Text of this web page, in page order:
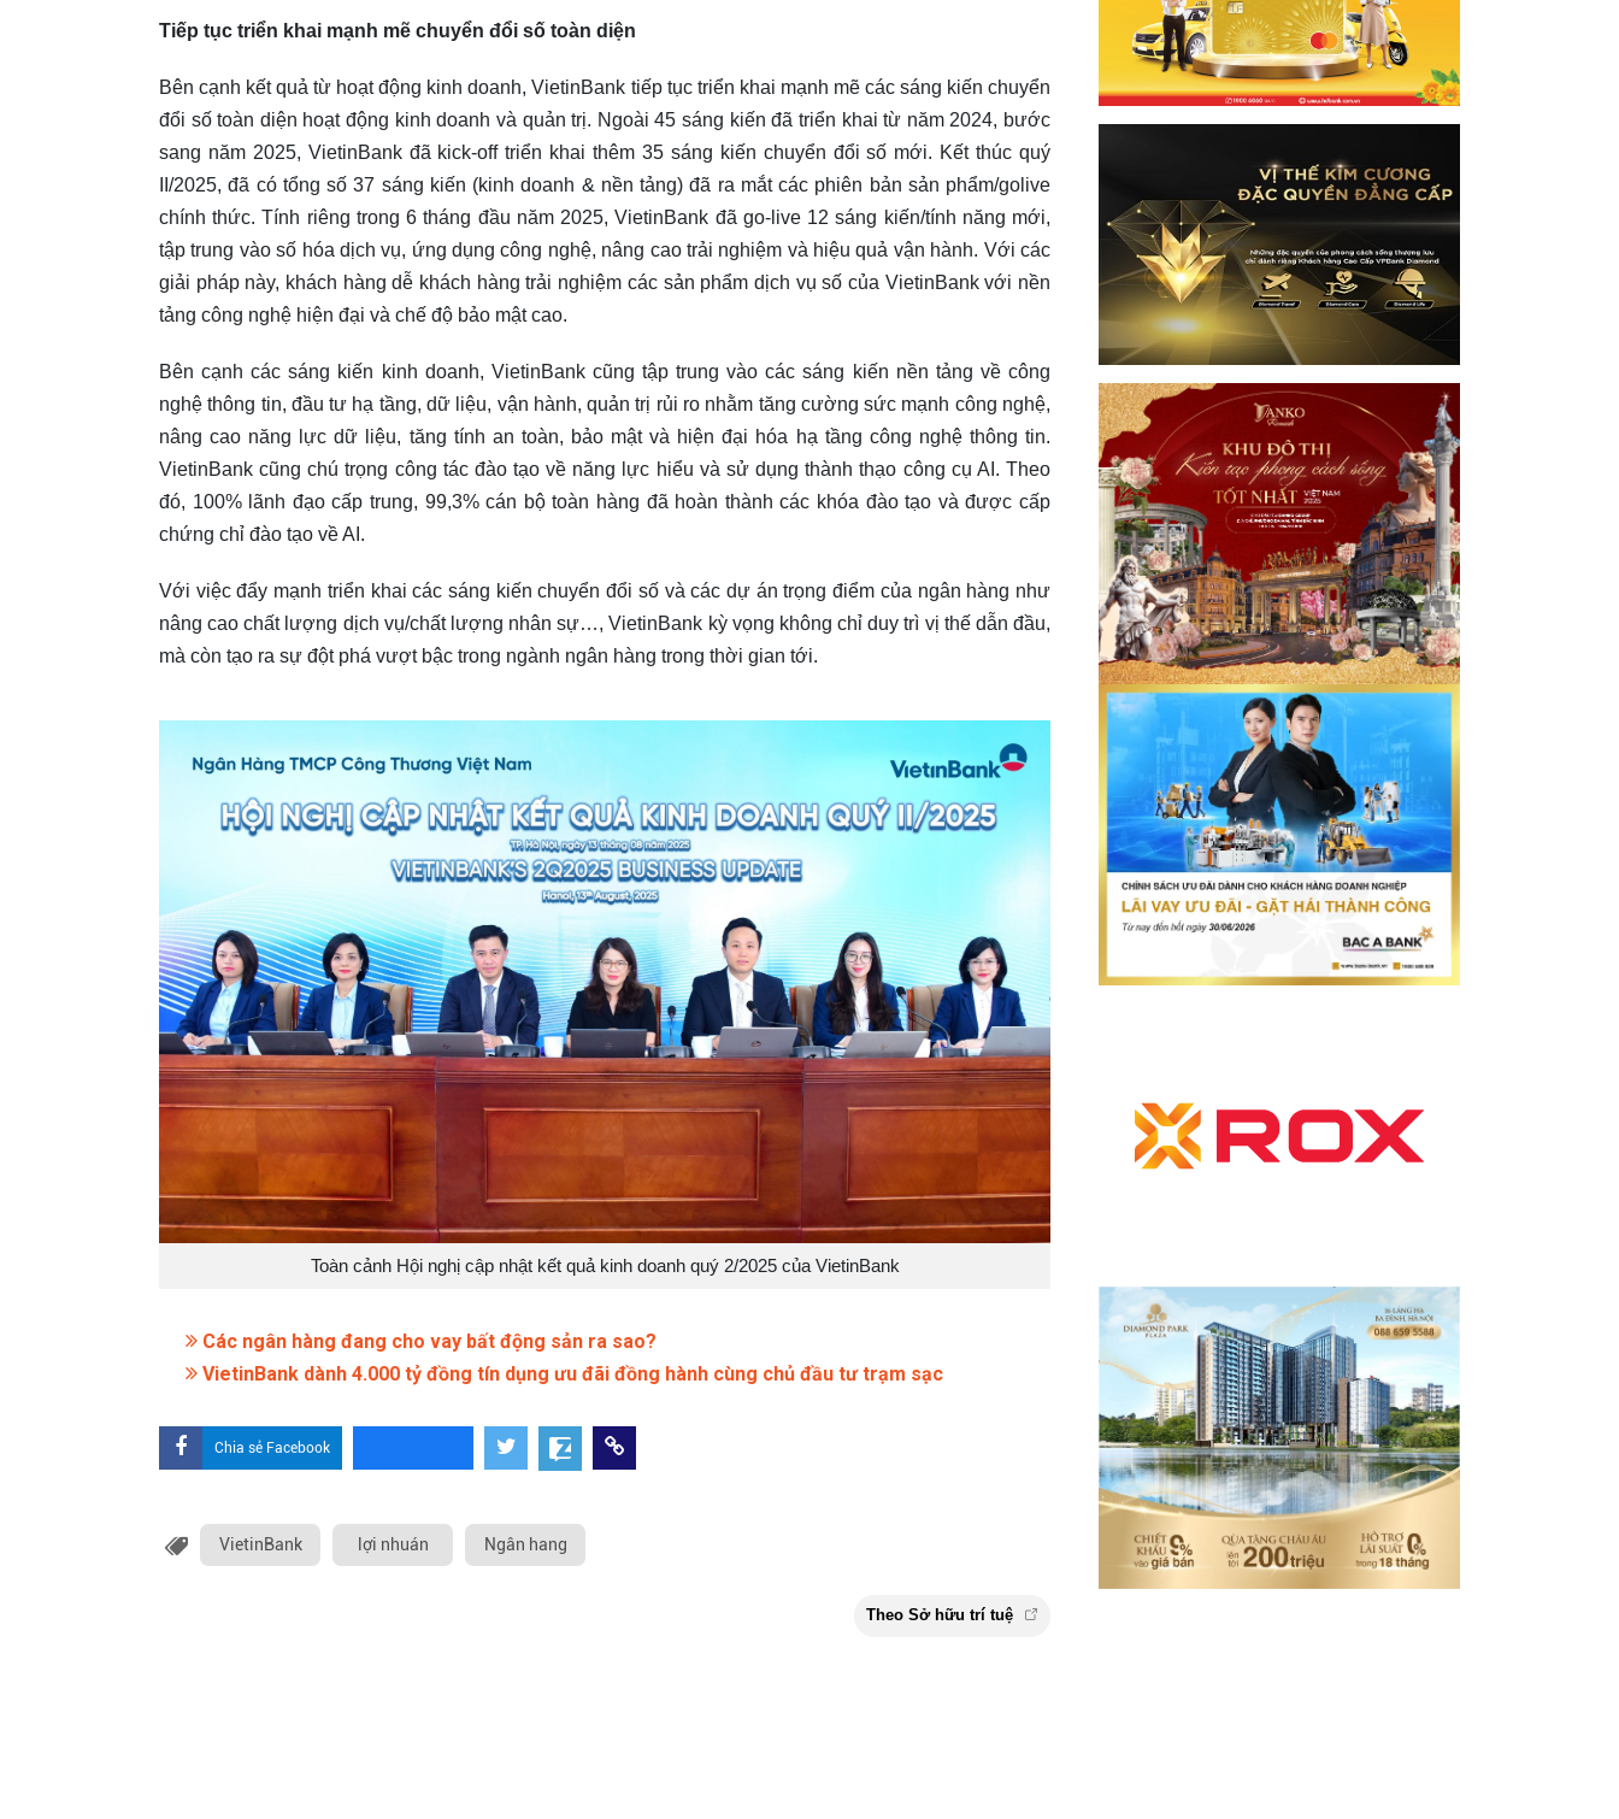
Tiếp tục triển khai mạnh mẽ chuyển đổi số toàn diện
Bên cạnh kết quả từ hoạt động kinh doanh, VietinBank tiếp tục triển khai mạnh mẽ các sáng kiến chuyển
đổi số toàn diện hoạt động kinh doanh và quản trị. Ngoài 45 sáng kiến đã triển khai từ năm 2024, bước
sang năm 2025, VietinBank đã kick-off triển khai thêm 35 sáng kiến chuyển đổi số mới. Kết thúc quý
II/2025, đã có tổng số 37 sáng kiến (kinh doanh & nền tảng) đã ra mắt các phiên bản sản phẩm/golive
chính thức. Tính riêng trong 6 tháng đầu năm 2025, VietinBank đã go-live 12 sáng kiến/tính năng mới,
tập trung vào số hóa dịch vụ, ứng dụng công nghệ, nâng cao trải nghiệm và hiệu quả vận hành. Với các
giải pháp này, khách hàng dễ khách hàng trải nghiệm các sản phẩm dịch vụ số của VietinBank với nền
tảng công nghệ hiện đại và chế độ bảo mật cao.
Bên cạnh các sáng kiến kinh doanh, VietinBank cũng tập trung vào các sáng kiến nền tảng về công
nghệ thông tin, đầu tư hạ tầng, dữ liệu, vận hành, quản trị rủi ro nhằm tăng cường sức mạnh công nghệ,
nâng cao năng lực dữ liệu, tăng tính an toàn, bảo mật và hiện đại hóa hạ tầng công nghệ thông tin.
VietinBank cũng chú trọng công tác đào tạo về năng lực hiểu và sử dụng thành thạo công cụ AI. Theo
đó, 100% lãnh đạo cấp trung, 99,3% cán bộ toàn hàng đã hoàn thành các khóa đào tạo và được cấp
chứng chỉ đào tạo về AI.
Với việc đẩy mạnh triển khai các sáng kiến chuyển đổi số và các dự án trọng điểm của ngân hàng như
nâng cao chất lượng dịch vụ/chất lượng nhân sự…, VietinBank kỳ vọng không chỉ duy trì vị thế dẫn đầu,
mà còn tạo ra sự đột phá vượt bậc trong ngành ngân hàng trong thời gian tới.
Toàn cảnh Hội nghị cập nhật kết quả kinh doanh quý 2/2025 của VietinBank
Các ngân hàng đang cho vay bất động sản ra sao?
VietinBank dành 4.000 tỷ đồng tín dụng ưu đãi đồng hành cùng chủ đầu tư trạm sạc
Chia sẻ Facebook
VietinBank lợi nhuán Ngân hang